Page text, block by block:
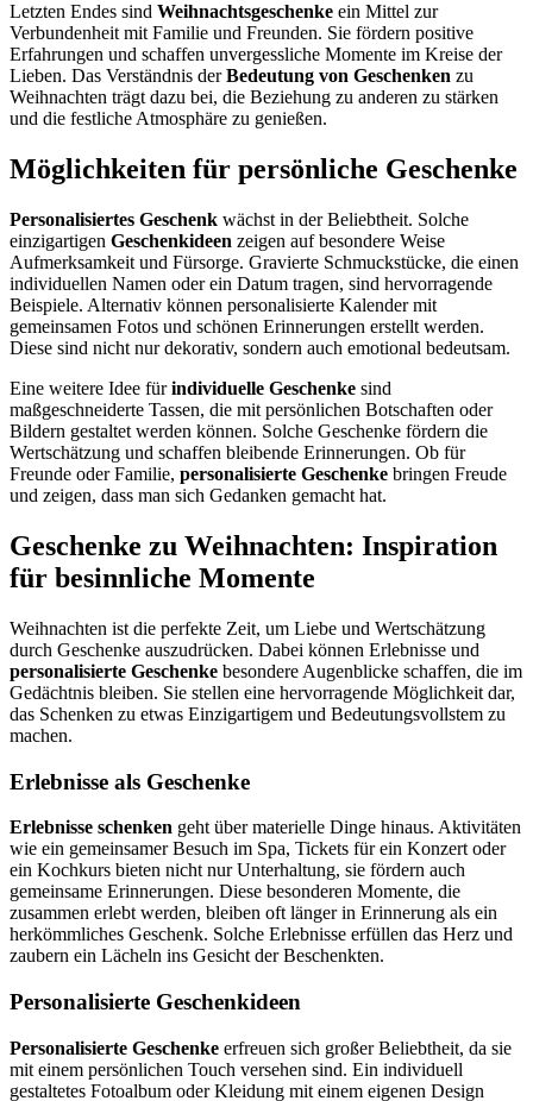
Letzten Endes sind Weihnachtsgeschenke ein Mittel zur
Verbundenheit mit Familie und Freunden. Sie fördern positive
Erfahrungen und schaffen unvergessliche Momente im Kreise der
Lieben. Das Verständnis derBedeutung von Geschenken zu
Weihnachten trägt dazu bei, die Beziehung zu anderen zu stärken
und die festliche Atmosphäre zu genießen.
Möglichkeiten für persönliche Geschenke
Personalisiertes Geschenk wächst in der Beliebtheit. Solche
einzigartigen Geschenkideen zeigen auf besondere Weise
Aufmerksamkeit und Fürsorge. Gravierte Schmuckstücke, die einen
individuellen Namen oder ein Datum tragen, sind hervorragende
Beispiele. Alternativ können personalisierte Kalender mit
gemeinsamen Fotos und schönen Erinnerungen erstellt werden.
Diese sind nicht nur dekorativ, sondern auch emotional bedeutsam.
Eine weitere Idee fürindividuelle Geschenke sind
maßgeschneiderte Tassen, die mit persönlichen Botschaften oder
Bildern gestaltet werden können. Solche Geschenke fördern die
Wertschätzung und schaffen bleibende Erinnerungen. Ob für
Freunde oder Familie, personalisierte Geschenke bringen Freude
und zeigen, dass man sich Gedanken gemacht hat.
Geschenke zu Weihnachten: Inspiration
für besinnliche Momente
Weihnachten ist die perfekte Zeit, um Liebe und Wertschätzung
durch Geschenke auszudrücken. Dabei können Erlebnisse und
personalisierte Geschenke besondere Augenblicke schaffen, die im
Gedächtnis bleiben. Sie stellen eine hervorragende Möglichkeit dar,
das Schenken zu etwas Einzigartigem und Bedeutungsvollstem zu
machen.
Erlebnisse als Geschenke
Erlebnisse schenken geht über materielle Dinge hinaus. Aktivitäten
wie ein gemeinsamer Besuch im Spa, Tickets für ein Konzert oder
ein Kochkurs bieten nicht nur Unterhaltung, sie fördern auch
gemeinsame Erinnerungen. Diese besonderen Momente, die
zusammen erlebt werden, bleiben oft länger in Erinnerung als ein
herkömmliches Geschenk. Solche Erlebnisse erfüllen das Herz und
zaubern ein Lächeln ins Gesicht der Beschenkten.
Personalisierte Geschenkideen
Personalisierte Geschenke erfreuen sich großer Beliebtheit, da sie
mit einem persönlichen Touch versehen sind. Ein individuell
gestaltetes Fotoalbum oder Kleidung mit einem eigenen Design